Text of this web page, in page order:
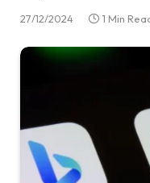
27/12/2024 1 Min